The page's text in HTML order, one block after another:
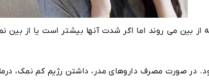
بین می روند اما اگر شدت آنها بیشتر است یا از بین
در صورت مصرف داروهای مدر، داشتن رژیم کم نمک،